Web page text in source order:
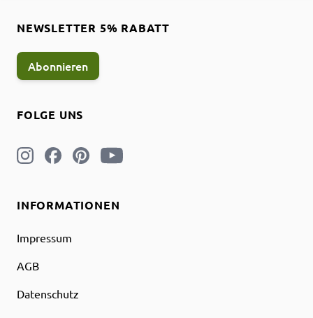
INFORMATIONEN
Impressum
AGB
Datenschutz
FOLGE UNS
NEWSLETTER 5% RABATT
Abonnieren